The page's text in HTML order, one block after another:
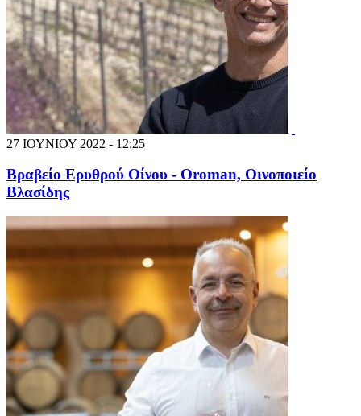
27 ΙΟΥΝΙΟΥ 2022 - 12:25
Βραβείο Ερυθρού Οίνου - Orοman, Οινοποιείο
Βλασίδης